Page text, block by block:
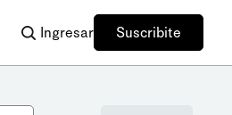
Ingresar Suscribite